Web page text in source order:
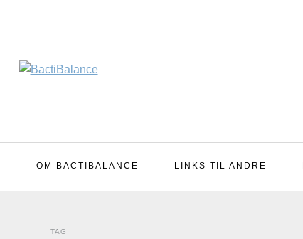
OM BACTIBALANCE LINKS TIL ANDRE
TAG